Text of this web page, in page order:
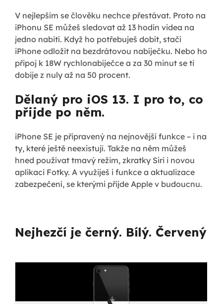
V nejlepším se člověku nechce přestávat. Proto na
iPhonu SE můžeš sledovat až 13 hodin videa na
jedno nabití. Když ho potřebuješ dobít, stačí
iPhone odložit na bezdrátovou nabíječku. Nebo ho
připoj k 18W rychlonabíječce a za 30 minut se ti
dobije z nuly až na 50 procent.
Dělaný pro iOS 13. I pro to, co
přijde po něm.
iPhone SE je připravený na nejnovější funkce – i na
ty, které ještě neexistují. Takže na něm můžeš
hned používat tmavý režim, zkratky Siri i novou
aplikaci Fotky. A využiješ i funkce a aktualizace
zabezpečení, se kterými přijde Apple v budoucnu.
Nejhezčí je černý. Bílý. Červený